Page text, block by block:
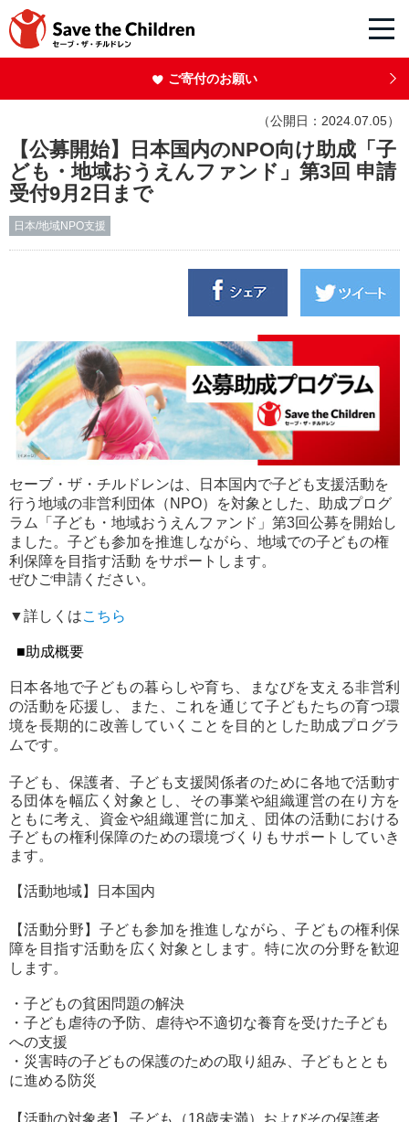
ご寄付のお願い
（公開日：2024.07.05）
【公募開始】日本国内のNPO向け助成「子
ども・地域おうえんファンド」第3回 申請
受付9月2日まで
日本/地域NPO支援
セーブ・ザ・チルドレンは、日本国内で子ども支援活動を
行う地域の非営利団体 （NPO）
を対象とした、助成プログ
ラム「子ども・地域おうえんファンド」第3回公募を開始し
ました。子ども参加を推進しながら、地域での子どもの権
利保障を目指す活動 をサポートします。
ぜひご申請ください。
▼詳しくはこちら
■助成概要
日本各地で子どもの暮らしや育ち、まなびを支える非営利
の活動を応援し、また、これを通じて子ども たちの育つ環
境を長期的に改善していくことを目的とした助成プログラ
ムです。
子ども、保護者、子ども支援関係者のために各地で活動す
る団体を幅広く対象とし、その事業や組織運営の在り方を
ともに考え、資金や組織運営に加え、団体の活動における
子どもの権利保障のための環境づくりもサポートしていき
ます。
【活動地域】日本国内
【活動分野】子ども参加を推進しながら、子どもの権利保
障を目指す活動を広く対象とします。特に次の分野を歓迎
します。
・子どもの貧困問題の解決
・子ども虐待の予防、虐待や不適切な養育を受けた子ども
への支援
・災害時の子どもの保護のための取り組み、子どもととも
に進める防災
【活動の対象者】 子ども（18歳未満）およびその保護者